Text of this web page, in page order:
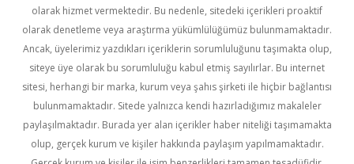
olarak hizmet vermektedir. Bu nedenle, sitedeki içerikleri proaktif
olarak denetleme veya araştırma yükümlülüğümüz bulunmamaktadır.
Ancak, üyelerimiz yazdıkları içeriklerin sorumluluğunu taşımakta olup,
siteye üye olarak bu sorumluluğu kabul etmiş sayılırlar. Bu internet
sitesi, herhangi bir marka, kurum veya şahıs şirketi ile hiçbir bağlantısı
bulunmamaktadır. Sitede yalnızca kendi hazırladığımız makaleler
paylaşılmaktadır. Burada yer alan içerikler haber niteliği taşımamakta
olup, gerçek kurum ve kişiler hakkında paylaşım yapılmamaktadır.